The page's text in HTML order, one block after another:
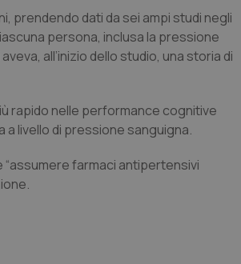
prendendo dati da sei ampi studi negli
persona, inclusa la pressione
all’inizio dello studio, una storia di
rapido nelle performance cognitive
livello di pressione sanguigna.
farmaci antipertensivi